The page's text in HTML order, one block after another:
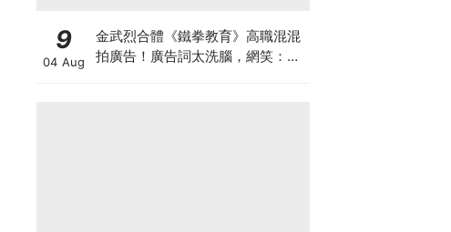
9
04 Aug
金武烈合體《鐵拳教育》高職混混
拍廣告！廣告詞太洗腦，網笑：像